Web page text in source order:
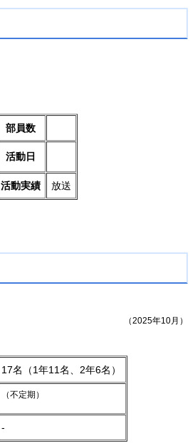
部員数
活動日
活動実績 放送
（2025年10月）
17名（1年11名、2年6名）
（不定期）
-